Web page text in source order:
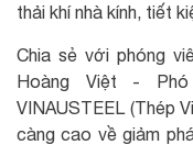
thải khí nhà kính, tiết
Chia sẻ với phóng
Hoàng Việt -
VINAUSTEEL (Thép
càng cao về giảm